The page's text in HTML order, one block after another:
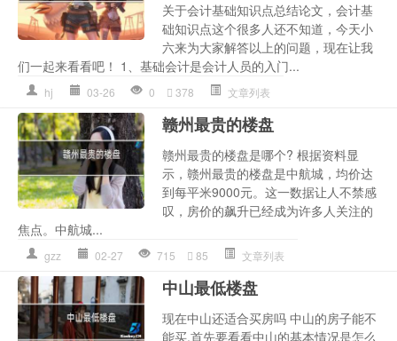
关于会计基础知识点总结论文，会计基
础知识点这个很多人还不知道，今天小
六来为大家解答以上的问题，现在让我
们一起来看看吧！ 1、基础会计是会计人员的入门...
hj 03-26 0 378 文章列表
赣州最贵的楼盘
赣州最贵的楼盘是哪个? 根据资料显
示，赣州最贵的楼盘是中航城，均价达
到每平米9000元。这一数据让人不禁感
叹，房价的飙升已经成为许多人关注的
焦点。中航城...
gzz 02-27 715 85 文章列表
中山最低楼盘
现在中山还适合买房吗 中山的房子能不
能买,首先要看看中山的基本情况是怎么